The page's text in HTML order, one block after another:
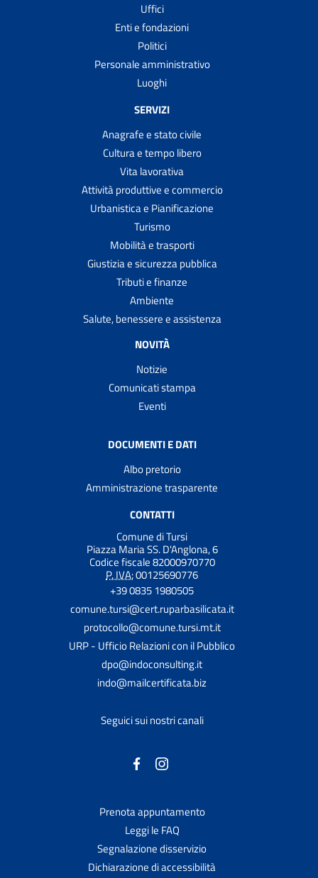
Uffici
Enti e fondazioni
Politici
Personale amministrativo
Luoghi
SERVIZI
Anagrafe e stato civile
Cultura e tempo libero
Vita lavorativa
Attività produttive e commercio
Urbanistica e Pianificazione
Turismo
Mobilità e trasporti
Giustizia e sicurezza pubblica
Tributi e finanze
Ambiente
Salute, benessere e assistenza
NOVITÀ
Notizie
Comunicati stampa
Eventi
DOCUMENTI E DATI
Albo pretorio
Amministrazione trasparente
CONTATTI
Comune di Tursi
Piazza Maria SS. D'Anglona, 6
Codice fiscale 82000970770
P. IVA:00125690776
+39 0835 1980505
comune.tursi@cert.ruparbasilicata.it
protocollo@comune.tursi.mt.it
URP - Ufficio Relazioni con il Pubblico
dpo@indoconsulting.it
indo@mailcertificata.biz
Seguici sui nostri canali
Prenota appuntamento
Leggi le FAQ
Segnalazione disservizio
Dichiarazione di accessibilità